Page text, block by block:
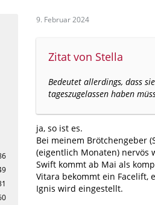
9. Februar 2024
Zitat von Stella
Bedeutet allerdings, dass
tageszugelassen haben
ja, so ist es.
Bei meinem Brötchengeber
(eigentlich Monaten) nervös
Swift kommt ab Mai als
Vitara bekommt ein Facelift,
Ignis wird eingestellt.